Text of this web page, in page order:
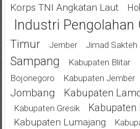
Korps TNI Angkatan Laut
Industri Pengolahan
Timur
Jember Jimad Sakteh
Sampang
Kabupaten Blitar
Bojonegoro
Kabupaten Jember
Jombang
Kabupaten
Kabupaten Gresik
Kabupaten
Kabupaten Lumajang